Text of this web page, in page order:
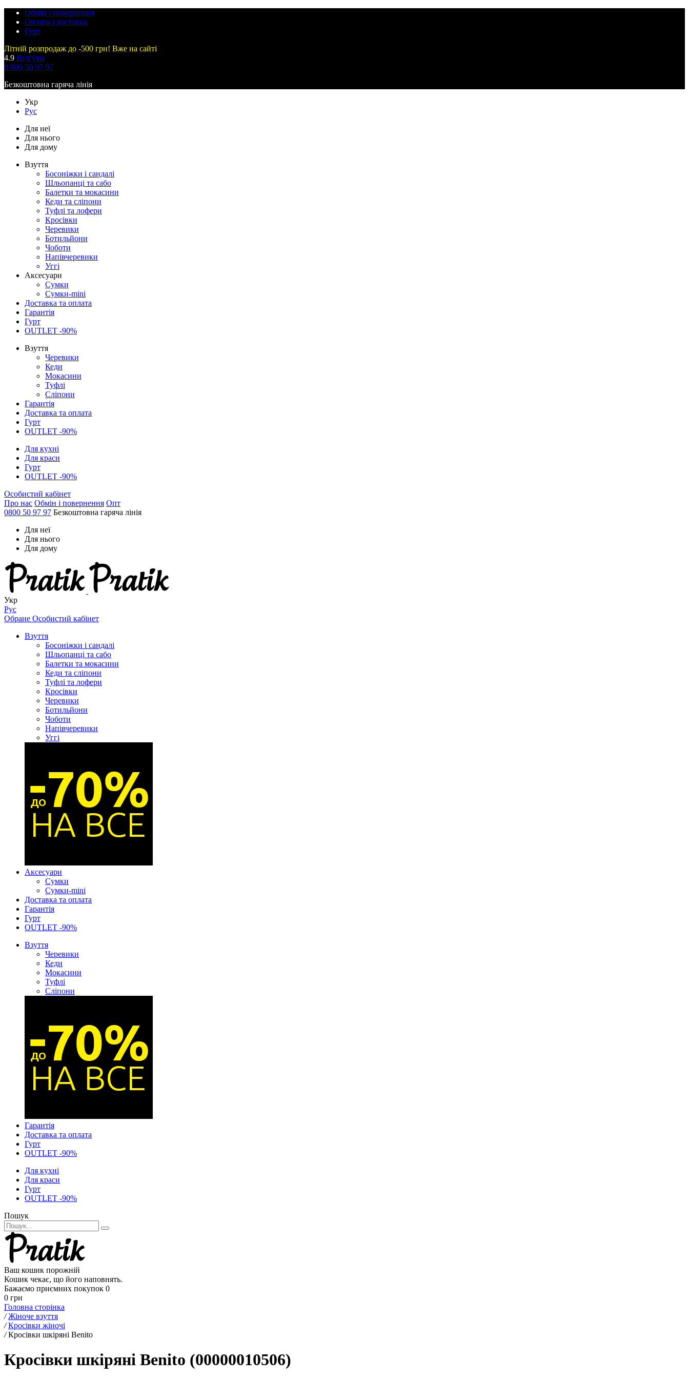
Обмін і повернення
Оплата і доставка
Гурт
Літній розпродаж до -500 грн! Вже на сайті
4.9 Відгуки
0 800 50 97 97
Безкоштовна гаряча лінія
Укр
Рус
Для неї
Для нього
Для дому
Взуття
Босоніжки і сандалі
Шльопанці та сабо
Балетки та мокасини
Кеди та сліпони
Туфлі та лофери
Кросівки
Черевики
Ботильйони
Чоботи
Напівчеревики
Уггі
Аксесуари
Сумки
Сумки-mini
Доставка та оплата
Гарантія
Гурт
OUTLET -90%
Взуття
Черевики
Кеди
Мокасини
Туфлі
Сліпони
Гарантія
Доставка та оплата
Гурт
OUTLET -90%
Для кухні
Для краси
Гурт
OUTLET -90%
Особистий кабінет
Про нас Обмін і повернення Опт
0800 50 97 97 Безкоштовна гаряча лінія
Для неї
Для нього
Для дому
Укр
Рус
Обране Особистий кабінет
Взуття
Босоніжки і сандалі
Шльопанці та сабо
Балетки та мокасини
Кеди та сліпони
Туфлі та лофери
Кросівки
Черевики
Ботильйони
Чоботи
Напівчеревики
Уггі
Аксесуари
Сумки
Сумки-mini
Доставка та оплата
Гарантія
Гурт
OUTLET -90%
Взуття
Черевики
Кеди
Мокасини
Туфлі
Сліпони
Гарантія
Доставка та оплата
Гурт
OUTLET -90%
Для кухні
Для краси
Гурт
OUTLET -90%
Пошук
Ваш кошик порожній
Кошик чекає, що його наповнять.
Бажаємо приємних покупок 0
0 грн
Головна сторінка
/ Жіноче взуття
/ Кросівки жіночі
/ Кросівки шкіряні Benito
Кросівки шкіряні Benito (00000010506)